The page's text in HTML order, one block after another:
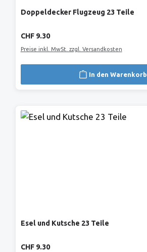
Doppeldecker Flugzeug 23 Teile
Regulärer Preis:
CHF 9.30
Preise inkl. MwSt. zzgl. Versandkosten
In den Warenkorb
Esel und Kutsche 23 Teile
Regulärer Preis:
CHF 9.30